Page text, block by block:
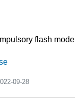
flash mode
09-28